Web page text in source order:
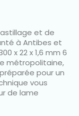
et de
à Antibes et
x 22 x 1,6 mm 6
métropolitaine,
pour un
vous
de lame